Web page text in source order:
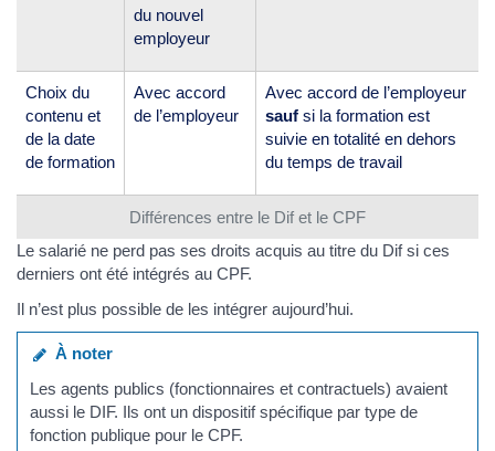
Différences entre le Dif et le CPF
du nouvel
employeur
Choix du
contenu et
de la date
de formation
Avec accord
de l’employeur
Avec accord de l’employeur
sauf si la formation est
suivie en totalité en dehors
du temps de travail
Le salarié ne perd pas ses droits acquis au titre du Dif si ces
derniers ont été intégrés au CPF.
Il n’est plus possible de les intégrer aujourd’hui.
À noter
Les agents publics (fonctionnaires et contractuels) avaient
aussi le DIF. Ils ont un dispositif spécifique par type de
fonction publique pour le CPF.